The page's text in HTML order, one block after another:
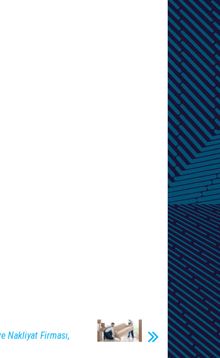
Nakliyat Firması,